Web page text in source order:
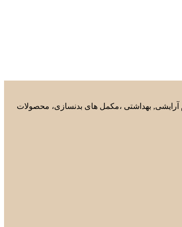
آرایشی, بهداشتی ،مکمل های بدنسازی، محصولات